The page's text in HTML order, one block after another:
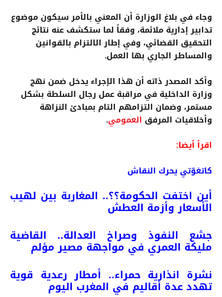
وجاء في بلاغ الوزارة أن المعني بالأمر سيكون موضوع
تدابير إدارية ملائمة، وفقاً لما ستكشف عنه نتائج
التحقيق القضائي، وفي إطار الالتزام بالقوانين
والمساطر الجاري بها العمل.
وأكد المصدر ذاته أن هذا الإجراء يدخل ضمن نهج
وزارة الداخلية في مراقبة عمل رجال السلطة بشكل
مستمر، وضمان التزامهم التام بمبادئ النزاهة
وأخلاقيات المرفق العمومي.
اقرأ أيضا:
كاتغوّتي يحرك النقاش
أين اختفت الحكومة؟؟.. المغاربة بين لهيب
الأسعار وأزمة العطش
جشع النفوذ وصراخ العدالة.. القاضية
مليكة العمري في مواجهة مصير مؤلم
نشرة انذارية حمراء.. أمطار رعدية قوية
تهدد عدة أقاليم في المغرب اليوم